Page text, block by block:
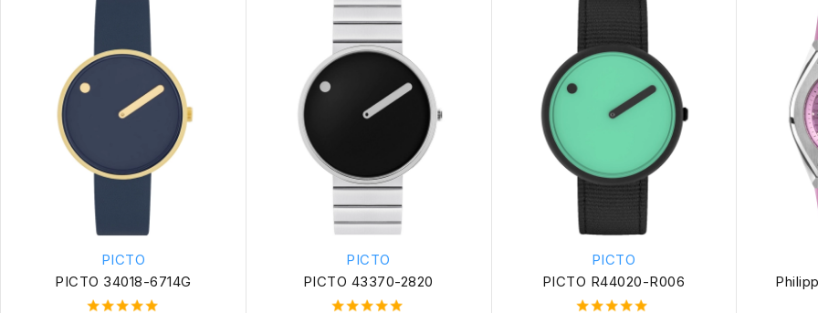
PICTO
PICTO 34018-6714G
PICTO
PICTO 43370-2820
PICTO
PICTO R44020-R006